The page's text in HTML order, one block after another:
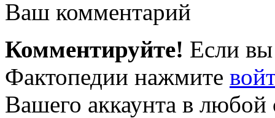
Ваш комментарий
Комментируйте! Если вы
Фактопедии нажмите
Вашего аккаунта в любой